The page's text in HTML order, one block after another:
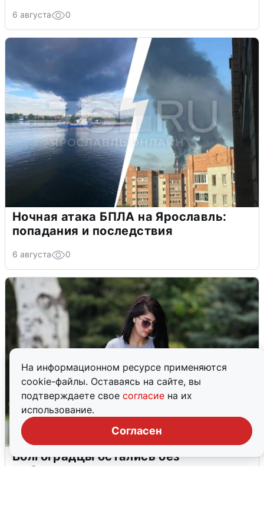
На информационном ресурсе применяются
cookie-файлы. Оставаясь на сайте, вы
подтверждаете свое согласие на их
использование.
Согласен
6 августа 0
Ночная атака БПЛА на Ярославль:
попадания и последствия
6 августа 0
Волгоградцы остались без
мобильного интернета